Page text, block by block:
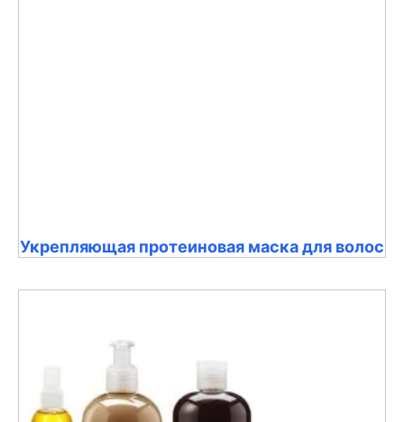
Укрепляющая протеиновая маска для волос